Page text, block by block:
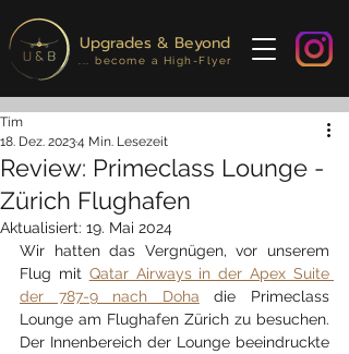
Upgrades & Beyond
... become a High-Flyer
Review: Primeclass Lounge -
Zürich Flughafen
Tim
18. Dez. 20234 Min. Lesezeit
Aktualisiert: 19. Mai 2024
Wir hatten das Vergnügen, vor unserem
Flug mit Qatar Airways in der Apex Suite
der 787-9 nach Doha die Primeclass
Lounge am Flughafen Zürich zu besuchen.
Der Innenbereich der Lounge beeindruckte